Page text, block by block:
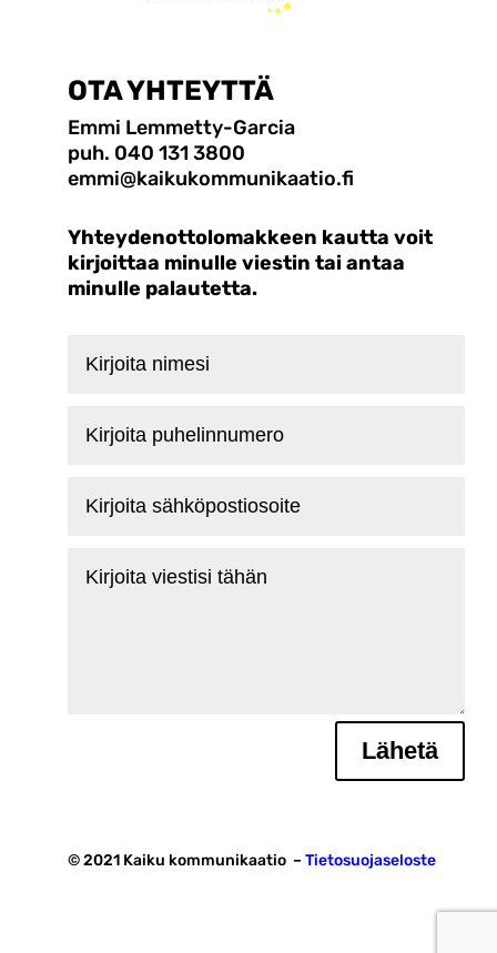
OTA YHTEYTTÄ
Emmi Lemmetty-Garcia
puh. 040 131 3800
emmi@kaikukommunikaatio.fi
Yhteydenottolomakkeen kautta voit
kirjoittaa minulle viestin tai antaa
minulle palautetta.
nimesi
puhelinnumero
sähköpostiosoite
viestisi
Lähetä
© 2021 Kaiku kommunikaatio – Tietosuojaseloste